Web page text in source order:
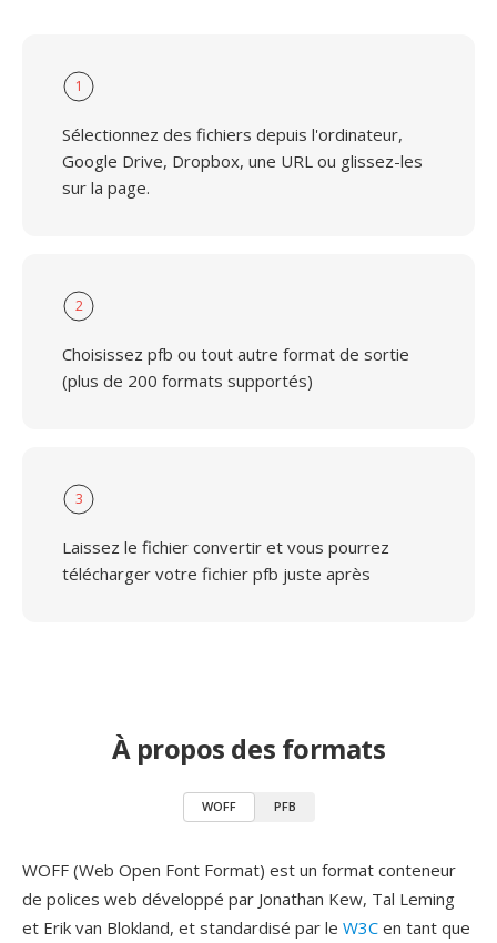
1
Sélectionnez des fichiers depuis l'ordinateur,
Google Drive, Dropbox, une URL ou glissez-les
sur la page.
2
Choisissez pfb ou tout autre format de sortie
(plus de 200 formats supportés)
3
Laissez le fichier convertir et vous pourrez
télécharger votre fichier pfb juste après
À propos des formats
WOFF PFB
WOFF (Web Open Font Format) est un format conteneur
de polices web développé par Jonathan Kew, Tal Leming
et Erik van Blokland, et standardisé par le W3C en tant que